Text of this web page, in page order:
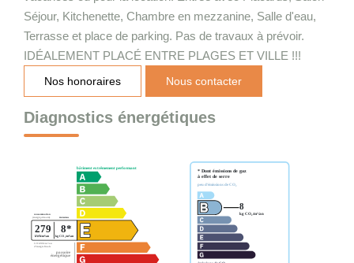
Séjour, Kitchenette, Chambre en mezzanine, Salle d'eau,
Terrasse et place de parking. Pas de travaux à prévoir.
IDÉALEMENT PLACÉ ENTRE PLAGES ET VILLE !!!
Nos honoraires Nous contacter
Diagnostics énergétiques